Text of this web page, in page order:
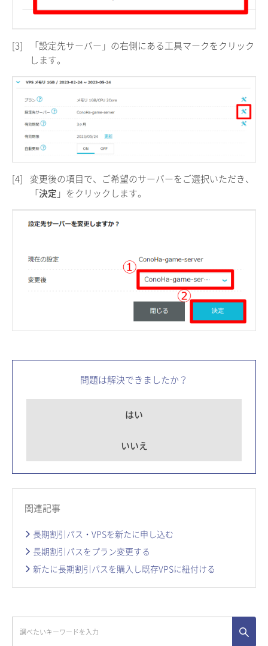
[3]
「設定先サーバー」の右側にある工具マークをクリック
します。
[4]
変更後の項目で、ご希望のサーバーをご選択いただき、
「決定 」をクリックします。
問題は解決できましたか？
はい
いいえ
関連記事
長期割引パス・VPSを新たに申し込む
長期割引パスをプラン変更する
新たに長期割引パスを購入し既存VPSに紐付ける